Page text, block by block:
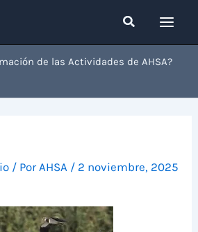
Buscar
de las Actividades de AHSA?
/ Por AHSA / 2 noviembre, 2025